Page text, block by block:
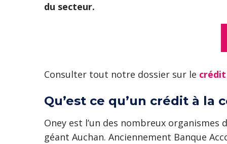
du secteur.
Consulter tout notre dossier sur le
Qu’est ce qu’un crédit à la
Oney est l’un des nombreux
géant Auchan. Anciennement Banque